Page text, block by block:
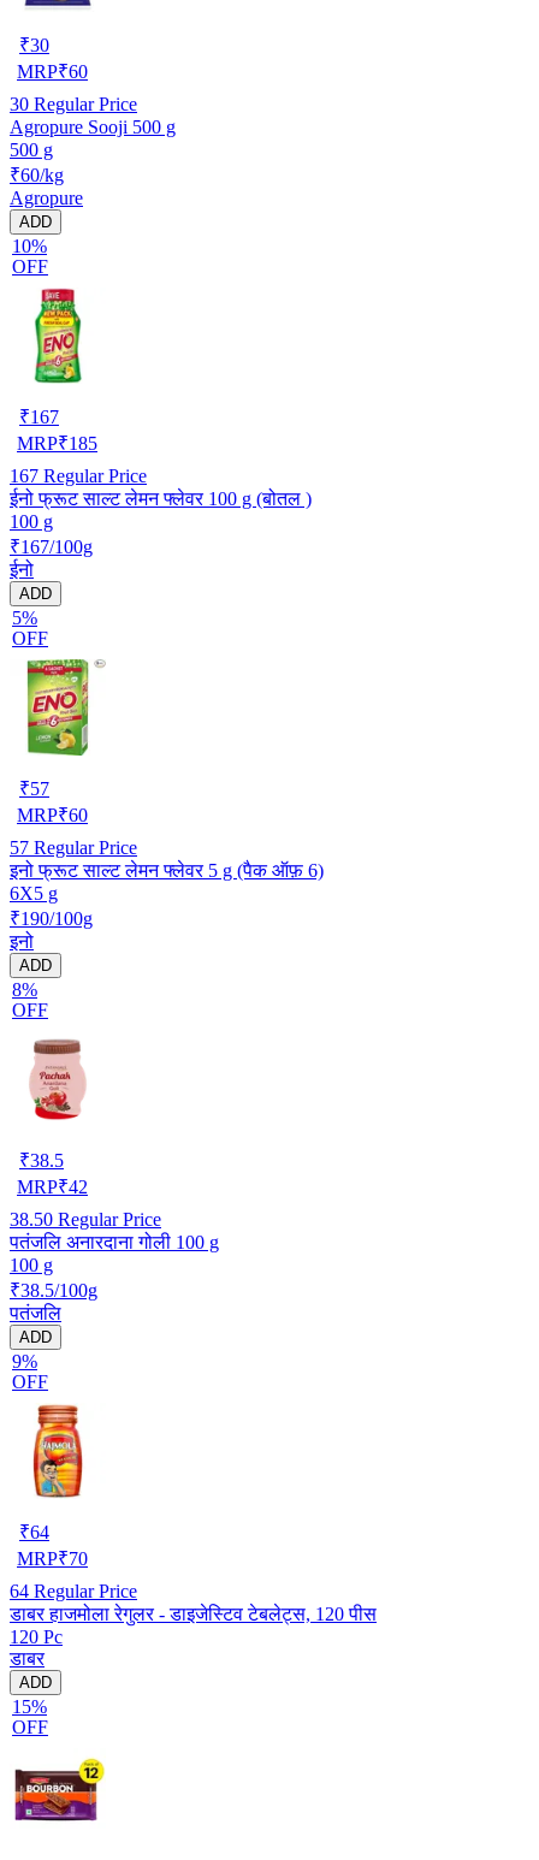
₹30
MRP₹60
30 Regular Price
Agropure Sooji 500 g
500 g
₹60/kg
Agropure
ADD
10%
OFF
₹167
MRP₹185
167 Regular Price
ईनो फ्रूट साल्ट लेमन फ्लेवर 100 g (बोतल )
100 g
₹167/100g
ईनो
ADD
5%
OFF
₹57
MRP₹60
57 Regular Price
इनो फ्रूट साल्ट लेमन फ्लेवर 5 g (पैक ऑफ़ 6)
6X5 g
₹190/100g
इनो
ADD
8%
OFF
₹38.5
MRP₹42
38.50 Regular Price
पतंजलि अनारदाना गोली 100 g
100 g
₹38.5/100g
पतंजलि
ADD
9%
OFF
₹64
MRP₹70
64 Regular Price
डाबर हाजमोला रेगुलर - डाइजेस्टिव टेबलेट्स, 120 पीस
120 Pc
डाबर
ADD
15%
OFF